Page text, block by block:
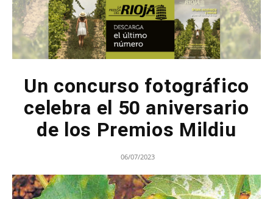
Un concurso fotográfico
celebra el 50 aniversario
de los Premios Mildiu
06/07/2023